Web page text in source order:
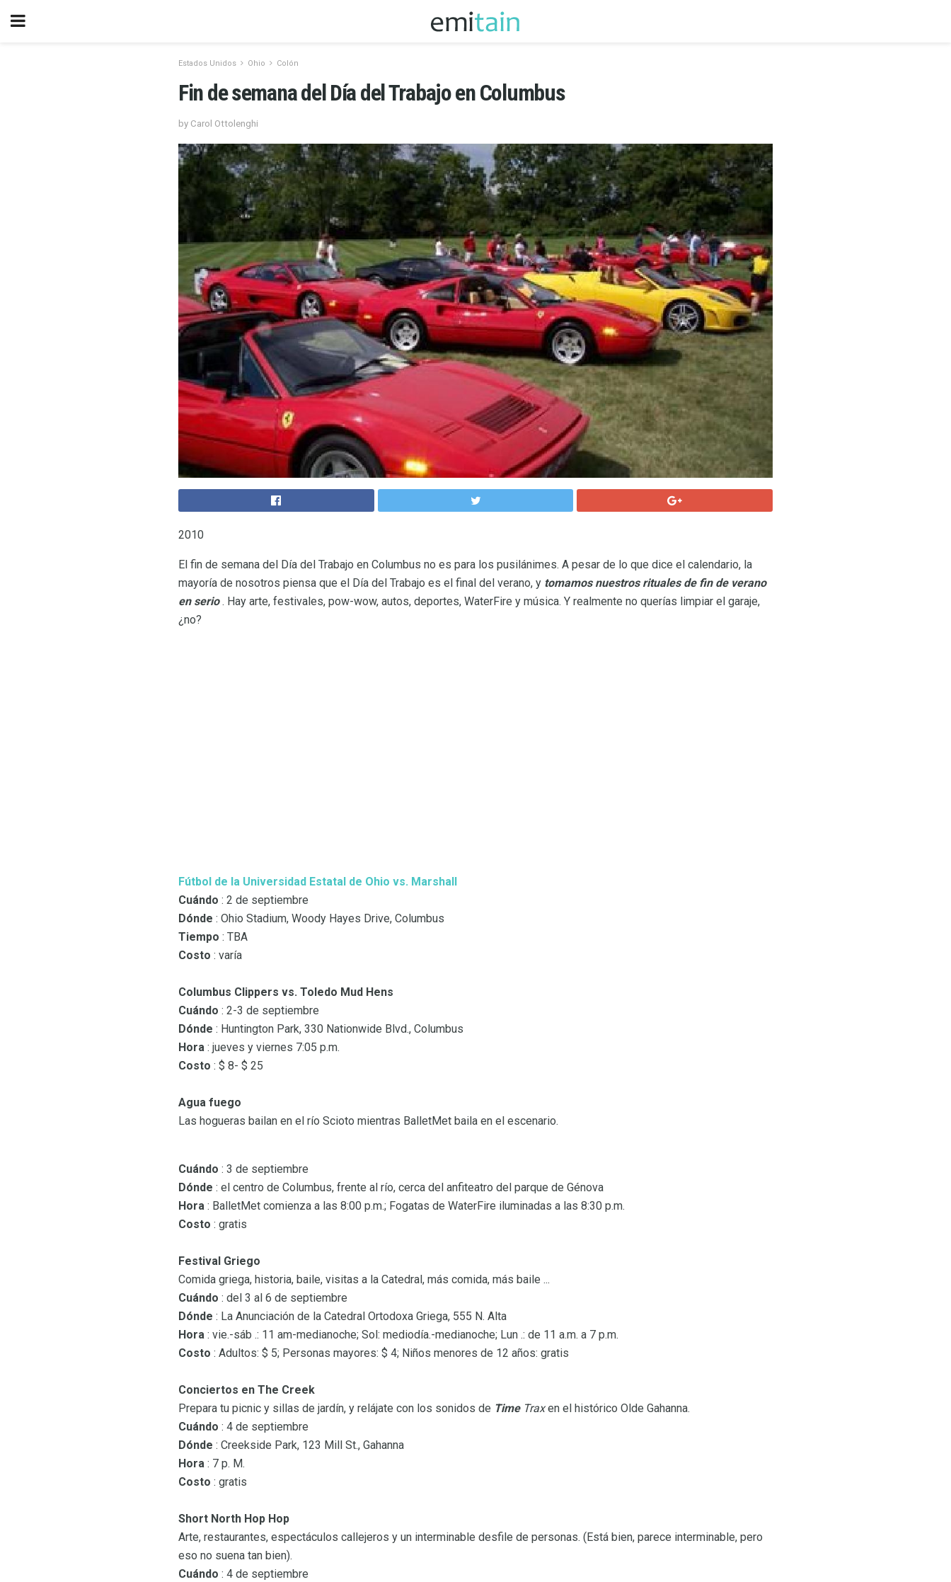
Estados Unidos Ohio Colón
Fin de semana del Día del Trabajo en Columbus
by Carol Ottolenghi
2010
El fin de semana del Día del Trabajo en Columbus no es para los pusilánimes. A pesar de lo que dice el calendario, la
mayoría de nosotros piensa que el Día del Trabajo es el final del verano, y tomamos nuestros rituales de fin de verano
en serio. Hay arte, festivales, pow-wow, autos, deportes, WaterFire y música. Y realmente no querías limpiar el garaje,
¿no?
Fútbol de la Universidad Estatal de Ohio vs. Marshall
Cuándo : 2 de septiembre
Dónde : Ohio Stadium, Woody Hayes Drive, Columbus
Tiempo : TBA
Costo : varía
Columbus Clippers vs. Toledo Mud Hens
Cuándo : 2-3 de septiembre
Dónde : Huntington Park, 330 Nationwide Blvd., Columbus
Hora : jueves y viernes 7:05 p.m.
Costo : $ 8- $ 25
Agua fuego
Las hogueras bailan en el río Scioto mientras BalletMet baila en el escenario.
Cuándo : 3 de septiembre
Dónde : el centro de Columbus, frente al río, cerca del anfiteatro del parque de Génova
Hora : BalletMet comienza a las 8:00 p.m.; Fogatas de WaterFire iluminadas a las 8:30 p.m.
Costo : gratis
Festival Griego
Comida griega, historia, baile, visitas a la Catedral, más comida, más baile ...
Cuándo : del 3 al 6 de septiembre
Dónde : La Anunciación de la Catedral Ortodoxa Griega, 555 N. Alta
Hora : vie.-sáb .: 11 am-medianoche; Sol: mediodía.-medianoche; Lun .: de 11 a.m. a 7 p.m.
Costo : Adultos: $ 5; Personas mayores: $ 4; Niños menores de 12 años: gratis
Conciertos en The Creek
Prepara tu picnic y sillas de jardín, y relájate con los sonidos de TimeTraxen el histórico Olde Gahanna.
Cuándo : 4 de septiembre
Dónde : Creekside Park, 123 Mill St., Gahanna
Hora : 7 p. M.
Costo : gratis
Short North Hop Hop
Arte, restaurantes, espectáculos callejeros y un interminable desfile de personas. (Está bien, parece interminable, pero
eso no suena tan bien).
Cuándo : 4 de septiembre